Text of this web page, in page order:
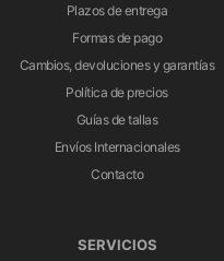
Plazos de entrega
Formas de pago
Cambios, devoluciones y garantías
Política de precios
Guías de tallas
Envíos Internacionales
Contacto
SERVICIOS